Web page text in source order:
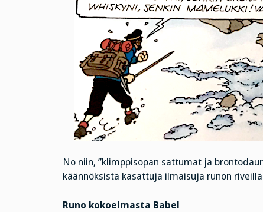
No niin, ”klimppisopan sattumat ja
käännöksistä kasattuja ilmaisuja runon
Runo kokoelmasta Babel